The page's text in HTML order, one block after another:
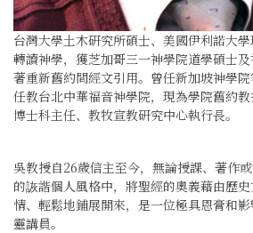
台灣大學土木研究所碩士、美國伊利諾大
轉讀神學，獲芝加哥三一神學院道學碩士及
著重新舊約間經文引用。曾任新加坡神學
任教台北中華福音神學院，現為學院舊約
博士科主任、教牧宣教研究中心執行長。
吳教授自26歲信主至今，無論授課、著作
的詼諧個人風格中，將聖經的奧義藉由歷
情、輕鬆地鋪展開來，是一位極具恩膏和
靈講員。